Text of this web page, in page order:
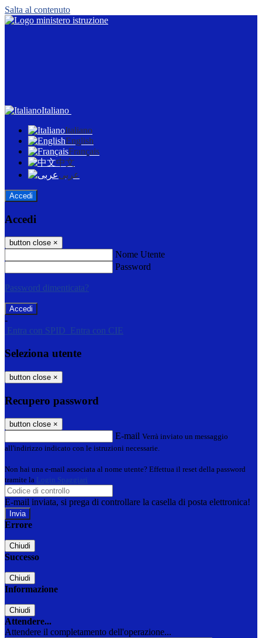
Salta al contenuto
Italiano
Italiano
English
Français
中文
عربى
Accedi
Accedi
button close ×
Nome Utente
Password
Password dimenticata?
-
Entra con SPID
Entra con CIE
Seleziona utente
button close ×
Recupero password
button close ×
E-mail Verrà inviato un messaggio
all'indirizzo indicato con le istruzioni necessarie.
Non hai una e-mail associata al nome utente? Effettua il reset della password
tramite la Login Spaggiari
E-mail inviata, si prega di controllare la casella di posta elettronica!
Errore
Chiudi
Successo
Chiudi
Informazione
Chiudi
Attendere...
Attendere il completamento dell'operazione...